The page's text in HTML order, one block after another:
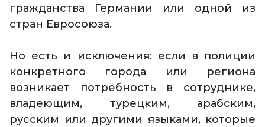
гражданства Германии или одной из
стран Евросоюза.
Но есть и исключения: если в полиции
конкретного города или региона
возникает потребность в сотруднике,
владеющим, турецким, арабским,
русским или другими языками, которые